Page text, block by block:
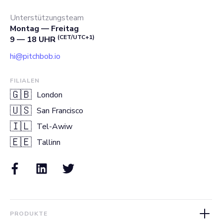
Unterstützungsteam
Montag — Freitag
9 — 18 UHR (CET/UTC+1)
hi@pitchbob.io
FILIALEN
🇬🇧 London
🇺🇸 San Francisco
🇮🇱 Tel-Awiw
🇪🇪 Tallinn
PRODUKTE